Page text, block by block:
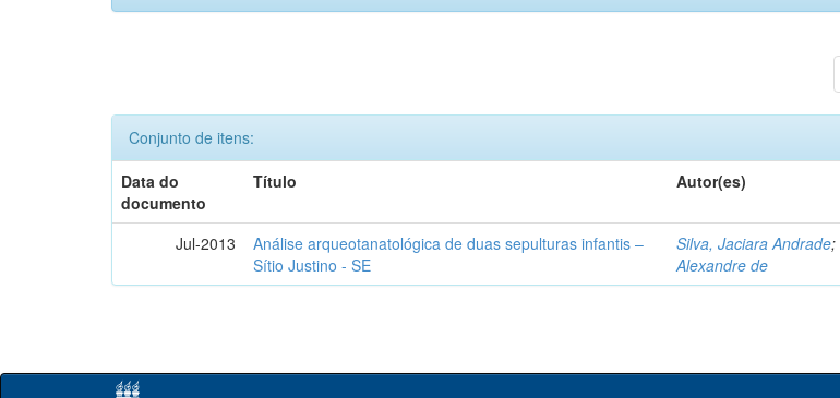
Conjunto de itens:
Data do
documento
Título Autor(es)
Jul-2013
Análise arqueotanatológica de duas sepulturas infantis –
Sítio Justino - SE
Silva, Jaciara Andrade;
Alexandre de